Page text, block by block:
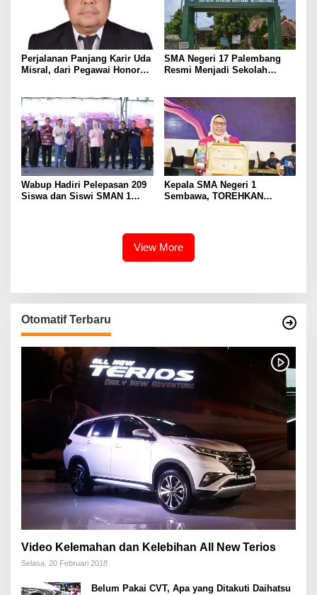
Perjalanan Panjang Karir Uda
Misral, dari Pegawai Honorer
Eselon III
SMA Negeri 17 Palembang
Resmi Menjadi Sekolah
Wabup Hadiri Pelepasan 209
Siswa dan Siswi SMAN 1
Kepala SMA Negeri 1
Sembawa, TOREHKAN
View More
Otomatif Terbaru
Video Kelemahan dan Kelebihan All New Terios
Selasa, 20 Februari 2018
Belum Pakai CVT, Apa yang Ditakuti Daihatsu